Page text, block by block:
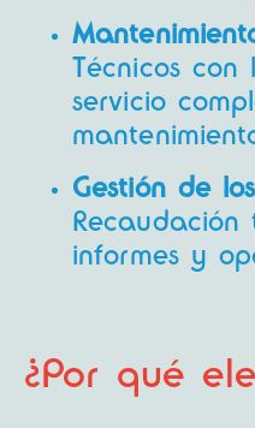
Técnicos con
servicio
Gestión de
Recaudación
informes y
¿Por qué